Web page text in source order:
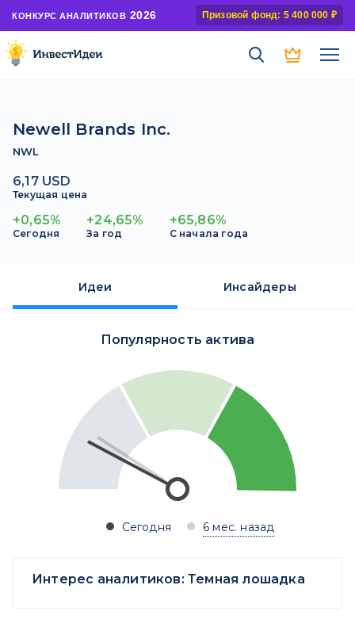
КОНКУРС АНАЛИТИКОВ 2026 Призовой фонд: 5 400 000 ₽
Newell Brands Inc.
NWL
6,17 USD
Текущая цена
+0,65%
Сегодня
+24,65%
За год
+65,86%
С начала года
Идеи Инсайдеры
Популярность актива
Сегодня 6 мес. назад
Интерес аналитиков: Темная лошадка